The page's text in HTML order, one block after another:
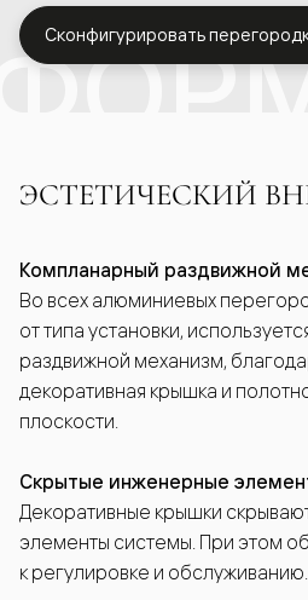
Сконфигурировать
ЭСТЕТИЧЕСКИЙ
Компланарный раздвижной
Во всех алюминиевых
от типа установки,
раздвижной механизм,
декоративная крышка и
плоскости.
Скрытые инженерные
Декоративные крышки
элементы системы. При этом
к регулировке и обслуживанию.